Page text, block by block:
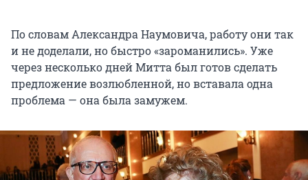
По словам Александра Наумовича, работу они так
и не доделали, но быстро «зароманились». Уже
через несколько дней Митта был готов сделать
предложение возлюбленной, но вставала одна
проблема — она была замужем.